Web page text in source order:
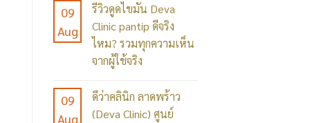
09
Aug
รีวิวดูดไขมัน Deva
Clinic pantip ดีจริง
ไหม? รวมทุกความเห็น
จากผู้ใช้จริง
Comments
on
09
Aug
ดีว่าคลินิก ลาดพร้าว
(Deva Clinic) ศูนย์